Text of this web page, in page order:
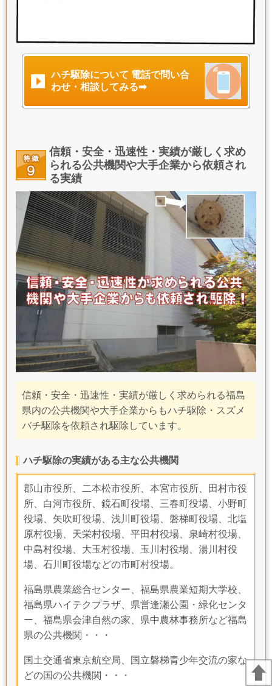
ハチ駆除について 電話で問い合
わせ・相談してみる➡
信頼・安全・迅速性・実績が厳しく求め
られる公共機関や大手企業から依頼され
る実績
信頼・安全・迅速性・実績が厳しく求められる福島
県内の公共機関や大手企業からもハチ駆除・スズメ
バチ駆除を依頼され駆除しています。
ハチ駆除の実績がある主な公共機関
郡山市役所、二本松市役所、本宮市役所、田村市役
所、白河市役所、鏡石町役場、三春町役場、小野町
役場、矢吹町役場、浅川町役場、磐梯町役場、北塩
原村役場、天栄村役場、平田村役場、泉崎村役場、
中島村役場、大玉村役場、玉川村役場、湯川村役
場、石川町役場などの市町村役場。
福島県農業総合センター、 福島県農業短期大学校、
福島県ハイテクプラザ、県営逢瀬公園・緑化センタ
ー、福島県会津自然の家、県中農林事務所など福島
県の公共機関・・・
国土交通省東京航空局、国立磐梯青少年交流の家な
どの国の公共機関・・・